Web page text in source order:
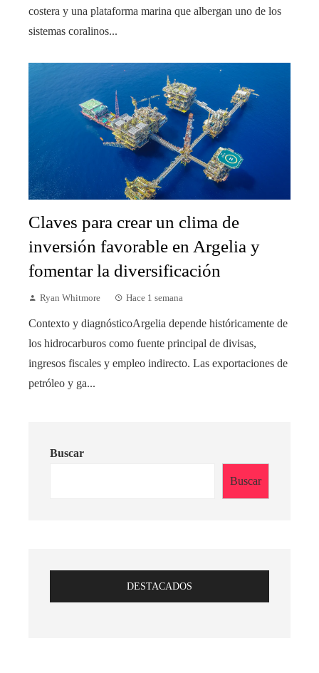
costera y una plataforma marina que albergan uno de los
sistemas coralinos...
Claves para crear un clima de
inversión favorable en Argelia y
fomentar la diversificación
Ryan Whitmore Hace 1 semana
Contexto y diagnósticoArgelia depende históricamente de
los hidrocarburos como fuente principal de divisas,
ingresos fiscales y empleo indirecto. Las exportaciones de
petróleo y ga...
Buscar
Buscar
DESTACADOS